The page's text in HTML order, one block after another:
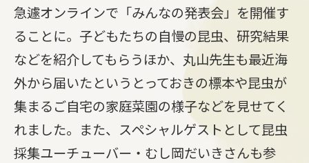
急遽オンラインで「みんなの発表会」を開催す
ることに。子どもたちの自慢の昆虫、研究結果
などを紹介してもらうほか、丸山先生も最近海
外から届いたというとっておきの標本や昆虫が
集まるご自宅の家庭菜園の様子などを見せてく
れました。また、スペシャルゲストとして昆虫
採集ユーチューバー・むし岡だいきさんも参